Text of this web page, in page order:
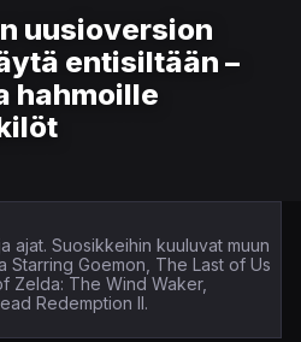
uusioversion
entisiltään –
hahmoille
ajat. Suosikkeihin kuuluvat muun
Starring Goemon, The Last of Us
Zelda: The Wind Waker,
Redemption II.